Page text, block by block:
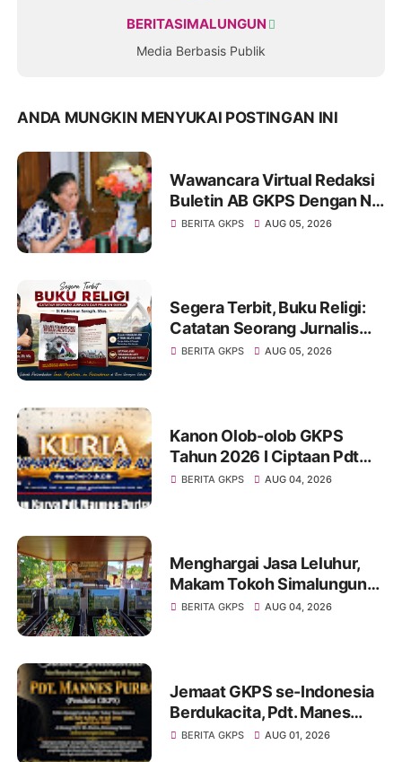
BERITASIMALUNGUN
Media Berbasis Publik
ANDA MUNGKIN MENYUKAI POSTINGAN INI
Wawancara Virtual Redaksi
Buletin AB GKPS Dengan Ny
St RK Purba Pakpak Boru
BERITA GKPS AUG 05, 2026
Segera Terbit, Buku Religi:
Catatan Seorang Jurnalis
dan Pelayan Gereja : St
BERITA GKPS AUG 05, 2026
Kanon Olob-olob GKPS
Tahun 2026 I Ciptaan Pdt
Mannes Purba I Kuria
BERITA GKPS AUG 04, 2026
Menghargai Jasa Leluhur,
Makam Tokoh Simalungun
dr. Djasamen Saragih Resmi
BERITA GKPS AUG 04, 2026
Jemaat GKPS se-Indonesia
Berdukacita, Pdt. Manes
Purba Tutup Usia,
BERITA GKPS AUG 01, 2026